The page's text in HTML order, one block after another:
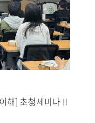
해] 초청세미나Ⅱ